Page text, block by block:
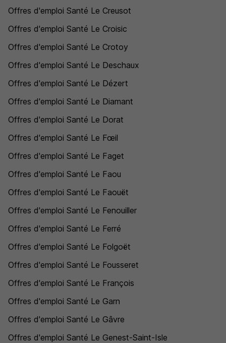
Offres d'emploi Santé Le Creusot
Offres d'emploi Santé Le Croisic
Offres d'emploi Santé Le Crotoy
Offres d'emploi Santé Le Deschaux
Offres d'emploi Santé Le Dézert
Offres d'emploi Santé Le Diamant
Offres d'emploi Santé Le Dorat
Offres d'emploi Santé Le Fœil
Offres d'emploi Santé Le Faget
Offres d'emploi Santé Le Faou
Offres d'emploi Santé Le Faouët
Offres d'emploi Santé Le Fenouiller
Offres d'emploi Santé Le Ferré
Offres d'emploi Santé Le Folgoët
Offres d'emploi Santé Le Fousseret
Offres d'emploi Santé Le François
Offres d'emploi Santé Le Garn
Offres d'emploi Santé Le Gâvre
Offres d'emploi Santé Le Genest-Saint-Isle